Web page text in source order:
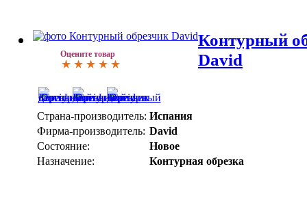
Оцените товар
Контурный
David
Страна-производитель: Испания
Фирма-производитель: David
Состояние:
Новое
Назначение:
Контурная обрезка